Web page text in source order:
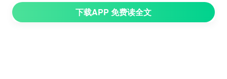
沈怀信也背着手，抬起头用同样的角度看向乔姑娘看
下载APP 免费读全文